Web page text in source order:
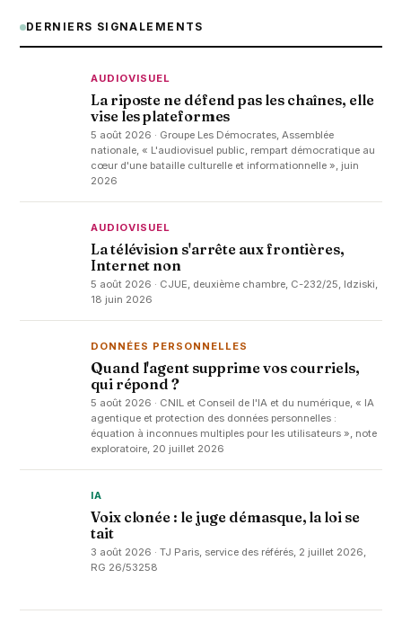
DERNIERS SIGNALEMENTS
AUDIOVISUEL
La riposte ne défend pas les chaînes, elle
vise les plateformes
5 août 2026 · Groupe Les Démocrates, Assemblée
nationale, « L'audiovisuel public, rempart démocratique au
cœur d'une bataille culturelle et informationnelle », juin
2026
AUDIOVISUEL
La télévision s'arrête aux frontières,
Internet non
5 août 2026 · CJUE, deuxième chambre, C-232/25, Idziski,
18 juin 2026
DONNÉES PERSONNELLES
Quand l'agent supprime vos courriels,
qui répond ?
5 août 2026 · CNIL et Conseil de l'IA et du numérique, « IA
agentique et protection des données personnelles :
équation à inconnues multiples pour les utilisateurs », note
exploratoire, 20 juillet 2026
IA
Voix clonée : le juge démasque, la loi se
tait
3 août 2026 · TJ Paris, service des référés, 2 juillet 2026,
RG 26/53258